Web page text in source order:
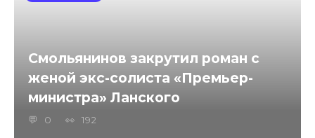
Смольянинов закрутил роман с
женой экс-солиста «Премьер-
министра» Ланского
0 192